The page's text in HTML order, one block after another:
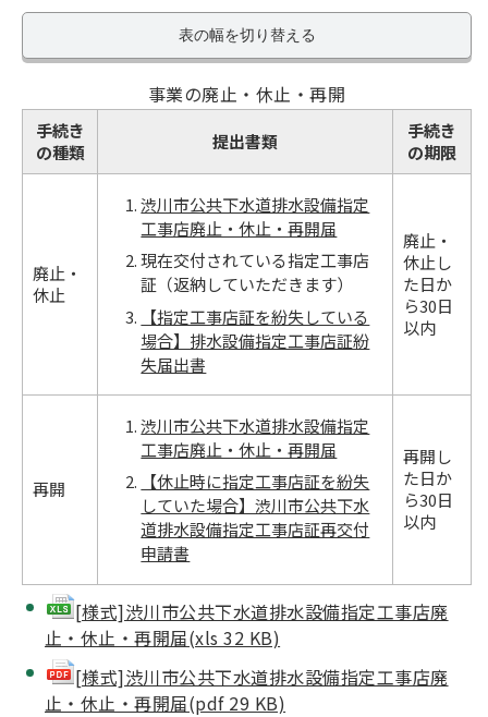
表の幅を切り替える
事業の廃止・休止・再開
手続き
の種類
提出書類
手続き
の期限
廃止・
休止
渋川市公共下水道排水設備指定
工事店廃止・休止・再開届
現在交付されている指定工事店
証（返納していただきます）
【指定工事店証を紛失している
場合】排水設備指定工事店証紛
失届出書
廃止・
休止し
た日か
ら30日
以内
再開
渋川市公共下水道排水設備指定
工事店廃止・休止・再開届
【休止時に指定工事店証を紛失
していた場合】渋川市公共下水
道排水設備指定工事店証再交付
申請書
再開し
た日か
ら30日
以内
[様式]渋川市公共下水道排水設備指定工事店廃
止・休止・再開届(xls 32 KB)
[様式]渋川市公共下水道排水設備指定工事店廃
止・休止・再開届(pdf 29 KB)